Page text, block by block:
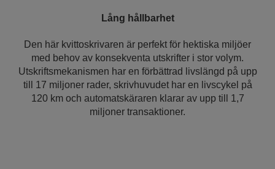
Lång hållbarhet
Den här kvittoskrivaren är perfekt för hektiska miljöer
med behov av konsekventa utskrifter i stor volym.
Utskriftsmekanismen har en förbättrad livslängd på upp
till 17 miljoner rader, skrivhuvudet har en livscykel på
120 km och automatskäraren klarar av upp till 1,7
miljoner transaktioner.